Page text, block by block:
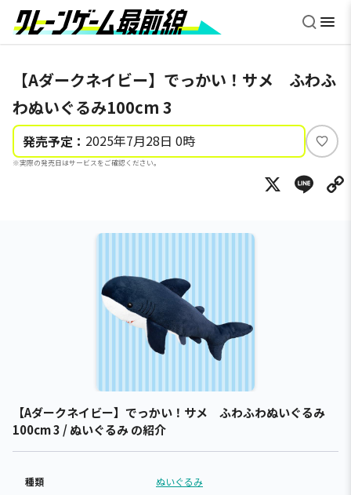
【Aダークネイビー】でっかい！サメ ふわふ
わぬいぐるみ100cm 3
発売予定： 2025年7月28日 0時
※実際の発売日はサービスをご確認ください。
い
ね
X
【Aダークネイビー】でっかい！サメ ふわふわぬいぐるみ
100cm 3 / ぬいぐるみ の紹介
種類 ぬいぐるみ